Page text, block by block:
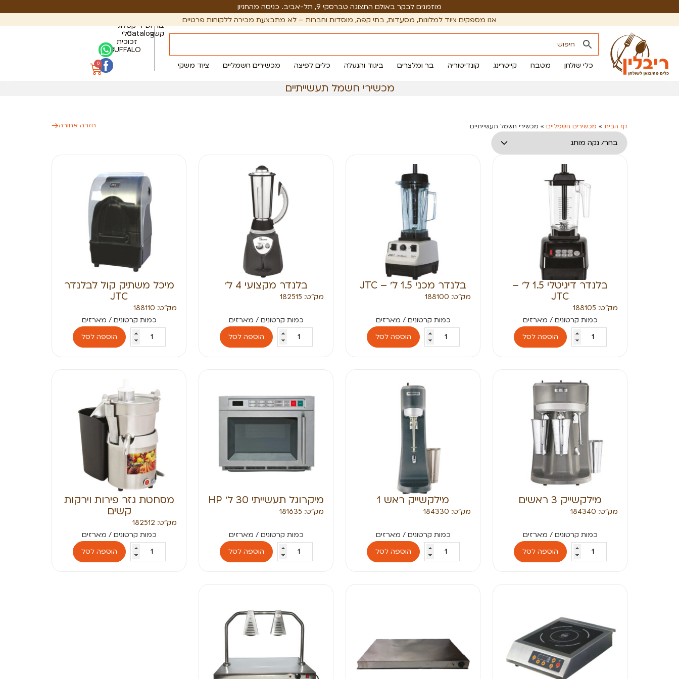
מוזמנים לבקר באולם התצוגה טברסקי 9, תל-אביב. כניסה מהחניון
אנו מספקים ציוד למלונות, מסעדות, בתי קפה, מוסדות וחברות – לא מתבצעת מכירה ללקוחות פרטיים
כלי שולחן מטבח קייטרינג קונדיטוריה בר ומלצרים ביגוד והנעלה כלים לפיצה מכשירים חשמליים ציוד משקי
צור
קשר
PDF
Catalog
קטלוג
כלי
זכוכית
BUFFALO
0
מכשירי חשמל תעשייתיים
דף הבית » מכשירים חשמליים » מכשירי חשמל תעשייתיים חזרה אחורה
בלנדר דיגיטלי 1.5 ל׳ –
JTC
מק״ט: 188105
הוספה לסל
בלנדר מכני 1.5 ל׳ – JTC
מק״ט: 188100
הוספה לסל
בלנדר מקצועי 4 ל׳
מק״ט: 182515
הוספה לסל
מיכל משתיק קול לבלנדר
JTC
מק״ט: 188110
הוספה לסל
מילקשייק 3 ראשים
מק״ט: 184340
הוספה לסל
מילקשייק ראש 1
מק״ט: 184330
הוספה לסל
מיקרוגל תעשייתי 30 ל׳ HP
מק״ט: 181635
הוספה לסל
מסחטת גזר פירות וירקות
קשים
מק״ט: 182512
הוספה לסל